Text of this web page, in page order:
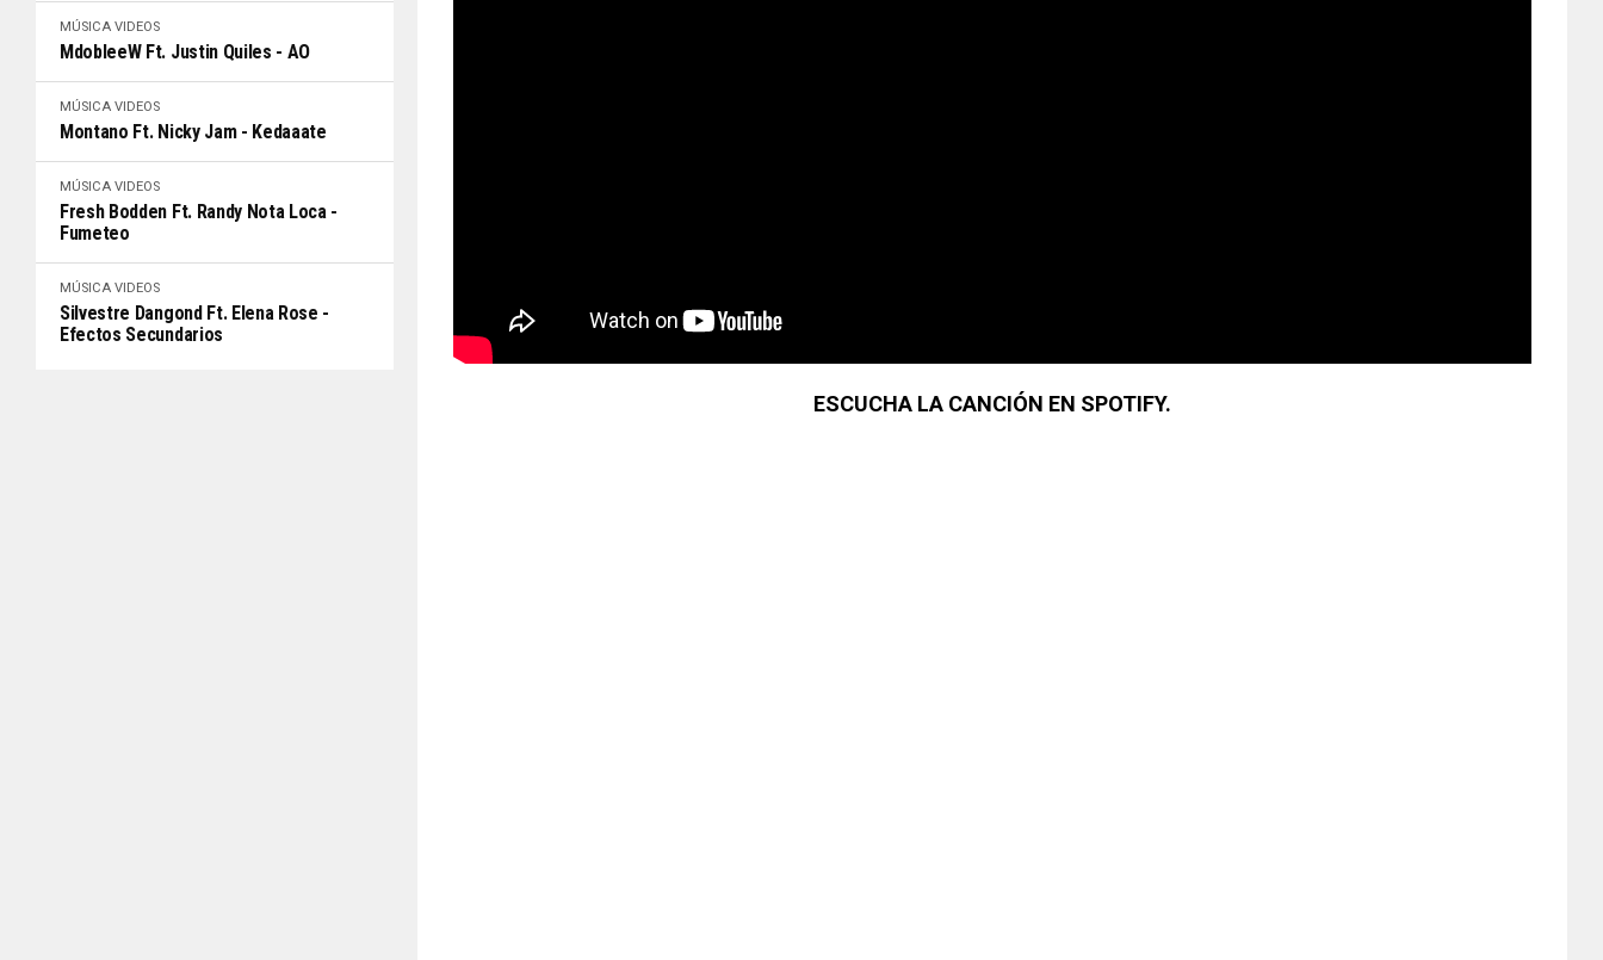
MÚSICA VIDEOS
MdobleeW Ft. Justin Quiles - AO
MÚSICA VIDEOS
Montano Ft. Nicky Jam - Kedaaate
MÚSICA VIDEOS
Fresh Bodden Ft. Randy Nota Loca -
Fumeteo
MÚSICA VIDEOS
Silvestre Dangond Ft. Elena Rose -
Efectos Secundarios
ESCUCHA LA CANCIÓN EN SPOTIFY.